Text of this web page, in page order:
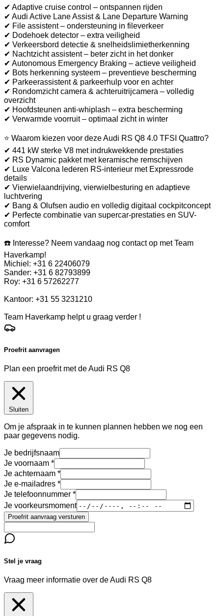
✔ Adaptive cruise control – ontspannen rijden
✔ Audi Active Lane Assist & Lane Departure Warning
✔ File assistent – ondersteuning in fileverkeer
✔ Dodehoek detector – extra veiligheid
✔ Verkeersbord detectie & snelheidslimietherkenning
✔ Nachtzicht assistent – beter zicht in het donker
✔ Autonomous Emergency Braking – actieve veiligheid
✔ Bots herkenning systeem – preventieve bescherming
✔ Parkeerassistent & parkeerhulp voor en achter
✔ Rondomzicht camera & achteruitrijcamera – volledig
overzicht
✔ Hoofdsteunen anti-whiplash – extra bescherming
✔ Verwarmde voorruit – optimaal zicht in winter
⭐ Waarom kiezen voor deze Audi RS Q8 4.0 TFSI Quattro?
✔ 441 kW sterke V8 met indrukwekkende prestaties
✔ RS Dynamic pakket met keramische remschijven
✔ Luxe Valcona lederen RS-interieur met Expressrode
details
✔ Vierwielaandrijving, vierwielbesturing en adaptieve
luchtvering
✔ Bang & Olufsen audio en volledig digitaal cockpitconcept
✔ Perfecte combinatie van supercar-prestaties en SUV-
comfort
☎️ Interesse? Neem vandaag nog contact op met Team
Haverkamp!
Michiel: +31 6 22406079
Sander: +31 6 82793899
Roy: +31 6 57262277
Kantoor: +31 55 3231210
Team Haverkamp helpt u graag verder !
Proefrit aanvragen
Plan een proefrit met de Audi RS Q8
Sluiten
Om je afspraak in te kunnen plannen hebben we nog een
paar gegevens nodig.
Je bedrijfsnaam
Je voornaam
Je achternaam
Je e-mailadres
Je telefoonnummer
Je voorkeursmoment
Proefrit aanvraag versturen
Stel je vraag
Vraag meer informatie over deAudi RS Q8